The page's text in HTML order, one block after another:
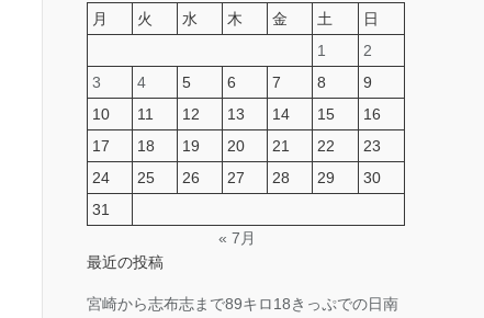
月
火 水 木 金 土
日
1
2
3
4 5 6 7 8
9
10
11 12 13 14 15
16
17
18 19 20 21 22
23
24
25 26 27 28 29
30
31
« 7月
最近の投稿
宮崎から志布志まで89キロ18きっぷでの日南